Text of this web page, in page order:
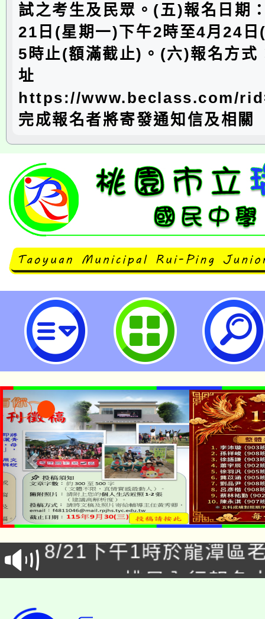
試之考生及民眾。(五)報名日期
21日(星期一)下午2時至4月24
5時止(額滿截止)。(六)報名方式
址
https://www.beclass.com/
完成報名者將寄發通知信及相關
neilrpjhstyc網站設計者：徐嘉
「本色祭」8/29、30在
場熱烈登場!
8/21下午1時於龍潭區
徵才活動。
YOUNG桃局內行報名